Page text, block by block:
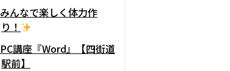
みんなで楽しく体力作
り！
PC講座『Word』【四街道
駅前】